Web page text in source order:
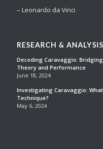
– Leonardo da Vinci
RESEARCH & ANALYSIS
Decoding Caravaggio:
Theory and Performance
June 18, 2024
Investigating Caravaggio:
Technique?
May 6, 2024